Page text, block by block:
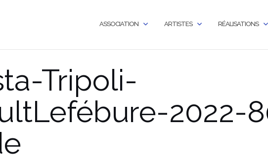
ASSOCIATION ARTISTES RÉALISATIONS
Tripoli-
2022-